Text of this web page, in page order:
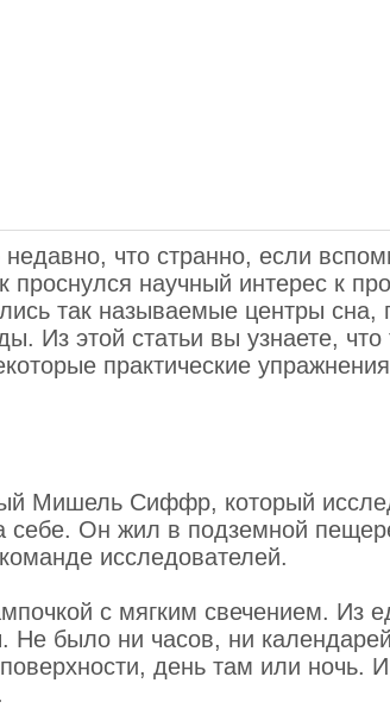
что странно, если
научный интерес к
так называемые центры сна,
Из этой статьи вы узнаете, что
практические
Мишель Сиффр, который
себе. Он жил в подземной
исследователей.
с мягким свечением. Из
было ни часов, ни
день там или ночь.